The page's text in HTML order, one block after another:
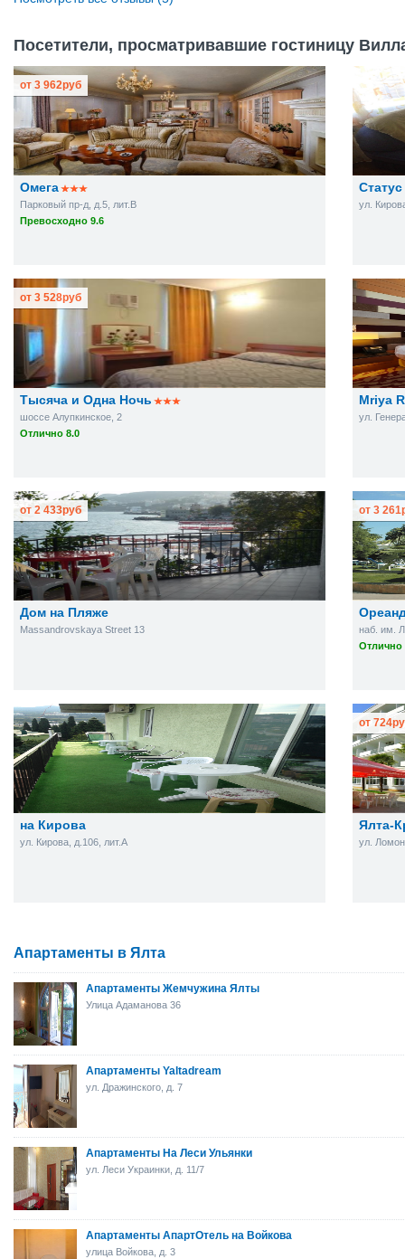
Посетители, просматривавшие гостиницу
Омега
Парковый пр-д, д.5, лит.В
Превосходно 9.6
от 3 962руб
Статус
ул.
Тысяча и Одна Ночь
шоссе Алупкинское, 2
Отлично 8.0
от 3 528руб
Mriya
ул.
Дом на Пляже
Massandrovskaya Street 13
от 2 433руб
наб. им.
Отлично
от 3 261
на Кирова
ул. Кирова, д.106, лит.А
Ялта-
ул.
от 724
Апартаменты в Ялта
Апартаменты Жемчужина Ялты
Улица Адаманова 36
Апартаменты Yaltadream
ул. Дражинского, д. 7
Апартаменты На Леси Ульянки
ул. Леси Украинки, д. 11/7
Апартаменты АпартОтель на Войкова
улица Войкова, д. 3